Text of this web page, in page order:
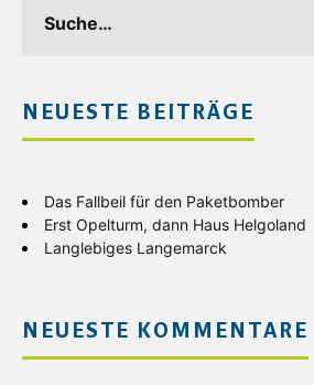
NEUESTE BEITRÄGE
Das Fallbeil für den Paketbomber
Erst Opelturm, dann Haus Helgoland
Langlebiges Langemarck
NEUESTE KOMMENTARE